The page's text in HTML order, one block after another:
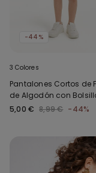
-44%
3 Colores
Pantalones Cortos de
de Algodón con
para Niño
5,00 € 8,99 € -44%